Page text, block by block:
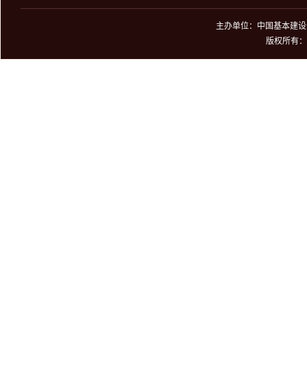
主办单位：中国基本建
版权所有